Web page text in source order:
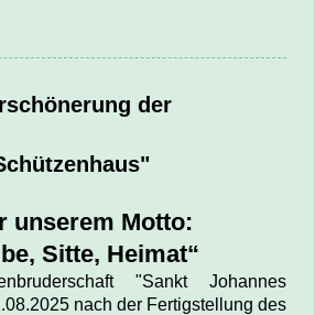
der
unserem Motto:
Sitte, Heimat“
"Sankt Johannes
nach der Fertigstellung des